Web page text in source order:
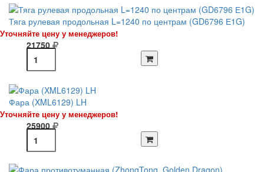
Тяга рулевая продольная L=1240 по центрам (GD6796 Е1G)
Уточняйте цену у менеджеров!
21750
Фара (XML6129) LH
Уточняйте цену у менеджеров!
25900